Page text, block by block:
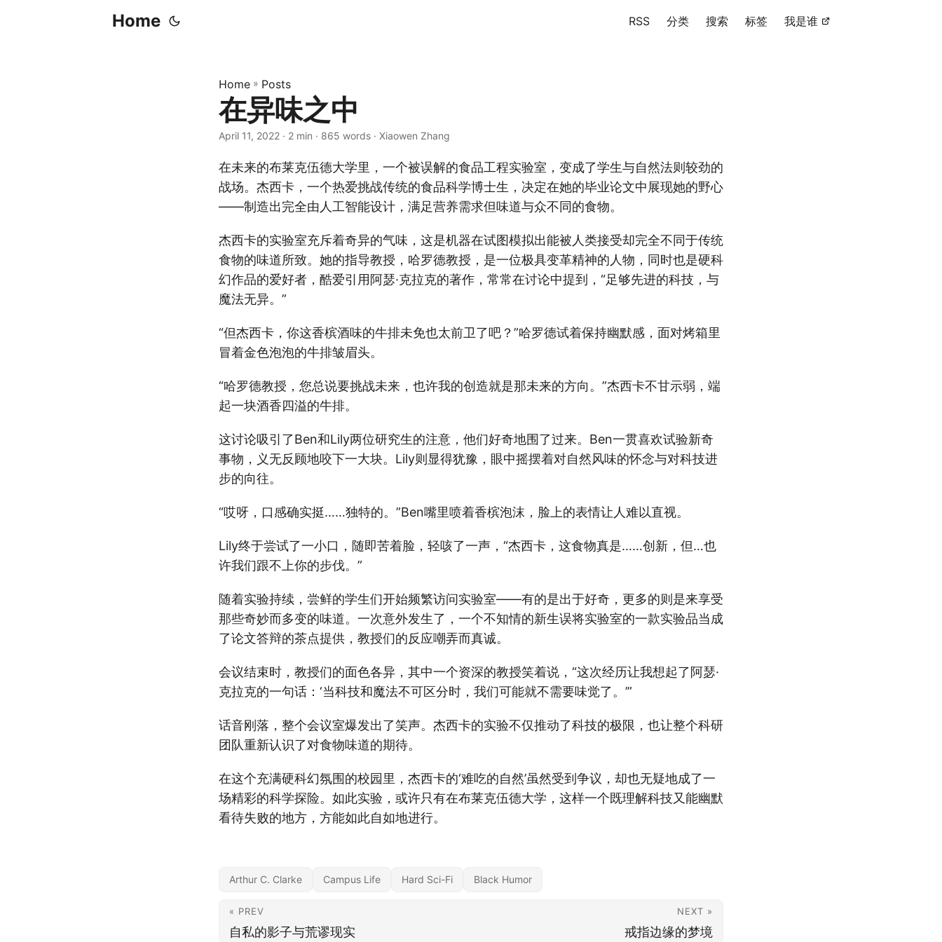
Home RSS 分类 搜索 标签 我是谁
Home » Posts
在异味之中
April 11, 2022 · 2 min · 865 words · Xiaowen Zhang
在未来的布莱克伍德大学里，一个被误解的食品工程实验室，变成了学生与自然法则较劲的
战场。杰西卡，一个热爱挑战传统的食品科学博士生，决定在她的毕业论文中展现她的野心
——制造出完全由人工智能设计，满足营养需求但味道与众不同的食物。
杰西卡的实验室充斥着奇异的气味，这是机器在试图模拟出能被人类接受却完全不同于传统
食物的味道所致。她的指导教授，哈罗德教授，是一位极具变革精神的人物，同时也是硬科
幻作品的爱好者，酷爱引用阿瑟·克拉克的著作，常常在讨论中提到，“足够先进的科技，与
魔法无异。”
“但杰西卡，你这香槟酒味的牛排未免也太前卫了吧？”哈罗德试着保持幽默感，面对烤箱里
冒着金色泡泡的牛排皱眉头。
“哈罗德教授，您总说要挑战未来，也许我的创造就是那未来的方向。”杰西卡不甘示弱，端
起一块酒香四溢的牛排。
这讨论吸引了Ben和Lily两位研究生的注意，他们好奇地围了过来。Ben一贯喜欢试验新奇
事物，义无反顾地咬下一大块。Lily则显得犹豫，眼中摇摆着对自然风味的怀念与对科技进
步的向往。
“哎呀，口感确实挺……独特的。”Ben嘴里喷着香槟泡沫，脸上的表情让人难以直视。
Lily终于尝试了一小口，随即苦着脸，轻咳了一声，“杰西卡，这食物真是……创新，但…也
许我们跟不上你的步伐。”
随着实验持续，尝鲜的学生们开始频繁访问实验室——有的是出于好奇，更多的则是来享受
那些奇妙而多变的味道。一次意外发生了，一个不知情的新生误将实验室的一款实验品当成
了论文答辩的茶点提供，教授们的反应嘲弄而真诚。
会议结束时，教授们的面色各异，其中一个资深的教授笑着说，“这次经历让我想起了阿瑟·
克拉克的一句话：‘当科技和魔法不可区分时，我们可能就不需要味觉了。’”
话音刚落，整个会议室爆发出了笑声。杰西卡的实验不仅推动了科技的极限，也让整个科研
团队重新认识了对食物味道的期待。
在这个充满硬科幻氛围的校园里，杰西卡的‘难吃的自然’虽然受到争议，却也无疑地成了一
场精彩的科学探险。如此实验，或许只有在布莱克伍德大学，这样一个既理解科技又能幽默
看待失败的地方，方能如此自如地进行。
Arthur C. Clarke Campus Life Hard Sci-Fi Black Humor
« PREV
自私的影子与荒谬现实
NEXT »
戒指边缘的梦境